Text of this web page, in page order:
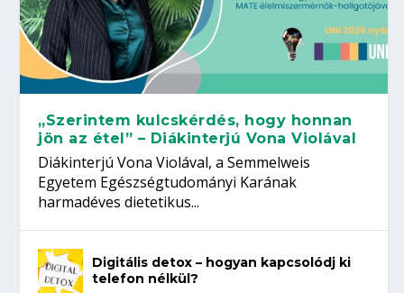
„Szerintem kulcskérdés, hogy honnan
jön az étel” – Diákinterjú Vona Violával
Diákinterjú Vona Violával, a Semmelweis
Egyetem Egészségtudományi Karának
harmadéves dietetikus...
Digitális detox – hogyan kapcsolódj ki
telefon nélkül?